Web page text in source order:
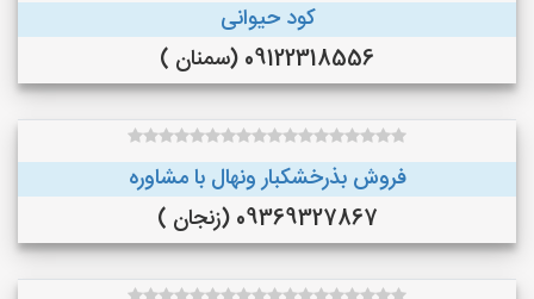
کود حیوانی
09122318556 (سمنان )
فروش بذرخشکبار ونهال با مشاوره
09369327867 (زنجان )